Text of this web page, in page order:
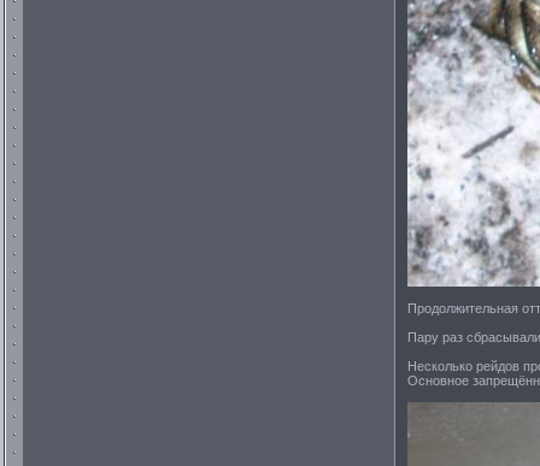
Продолжительная
Пару раз
Несколько рейдов
Основное